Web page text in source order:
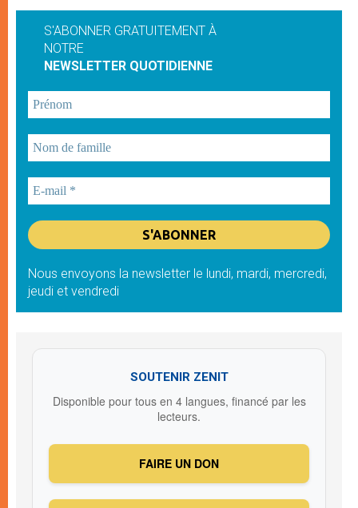
S'ABONNER GRATUITEMENT À
NOTRE
NEWSLETTER QUOTIDIENNE
Nous envoyons la newsletter le lundi, mardi, mercredi,
jeudi et vendredi
SOUTENIR ZENIT
Disponible pour tous en 4 langues, financé par les
lecteurs.
FAIRE UN DON